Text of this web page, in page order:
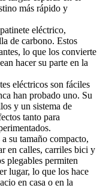
más rápido y
eléctrico,
de carbono. Estos
lo que los convierte
hacer su parte en la
eléctricos son fáciles
han probado uno. Su
y un sistema de
tanto para
su tamaño compacto,
en calles, carriles bici y
plegables permiten
lugar, lo que los hace
en casa o en la